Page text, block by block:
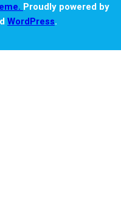
Proudly powered by
WordPress.